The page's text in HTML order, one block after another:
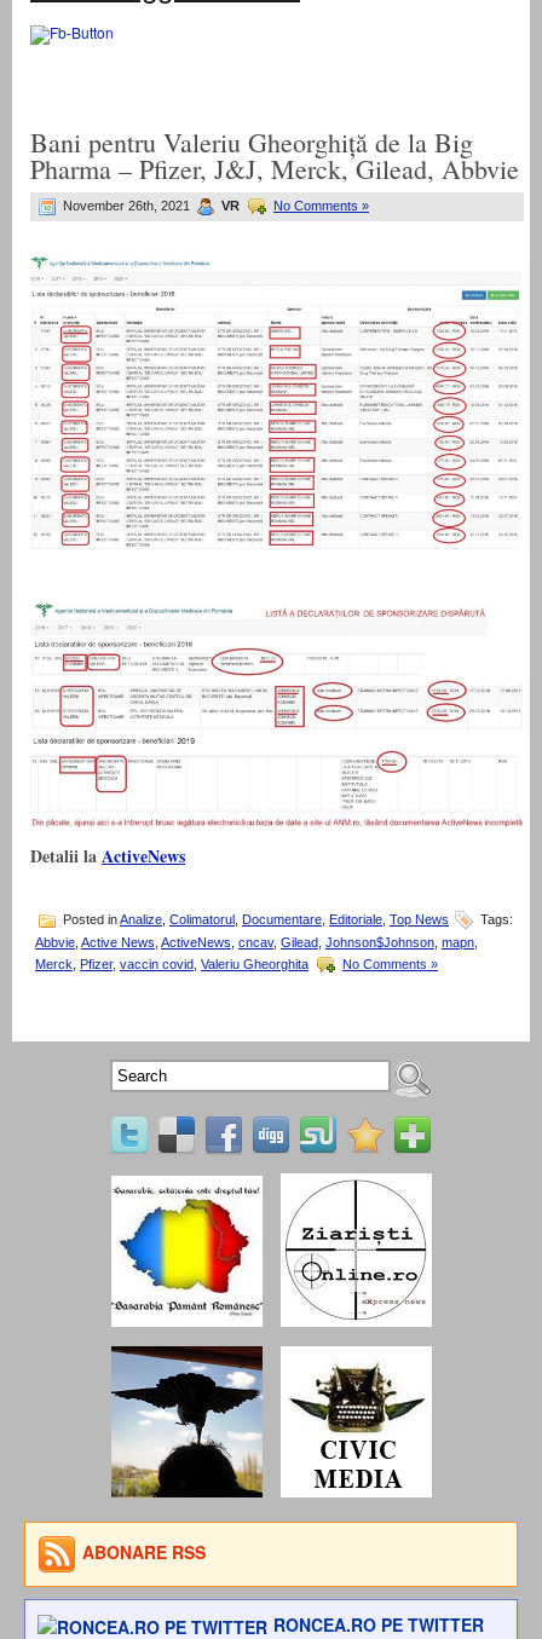
Bani pentru Valeriu Gheorghiță de la Big
Pharma – Pfizer, J&J, Merck, Gilead, Abbvie
November 26th, 2021 VR No Comments »
Detalii laActiveNews
Posted inAnalize Colimatorul Documentare Editoriale Top News
Tags:
Abbvie Active News ActiveNews cncav, Gilead Johnson$Johnson mapn
Merck Pfizer, vaccin covid Valeriu Gheorghita No Comments »
ABONARE RSS
RONCEA.RO PE TWITTER